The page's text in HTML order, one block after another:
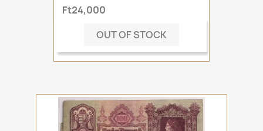
Ft24,000
OUT OF STOCK